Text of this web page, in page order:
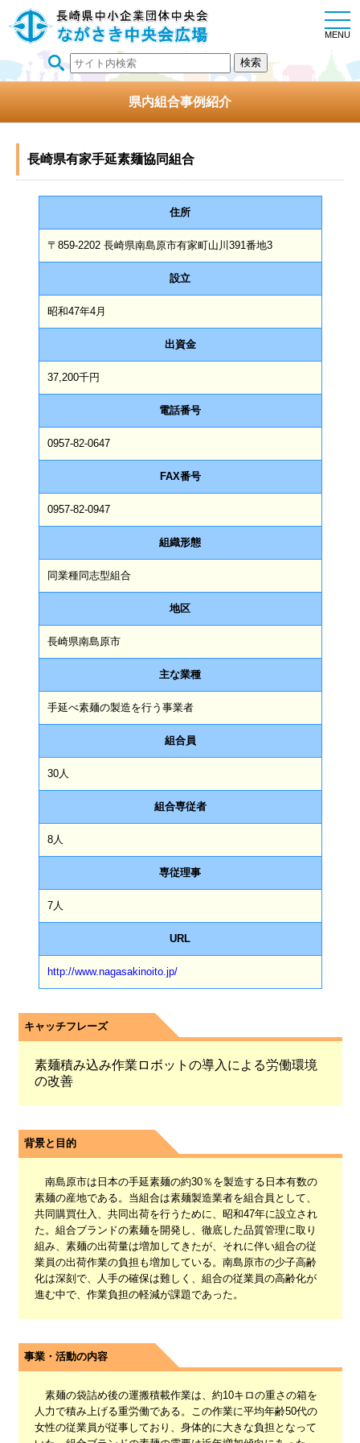
MENU
県内組合事例紹介
長崎県有家手延素麺協同組合
住所
〒859-2202 長崎県南島原市有家町山川391番地3
設立
昭和47年4月
出資金
37,200千円
電話番号
0957-82-0647
FAX番号
0957-82-0947
組織形態
同業種同志型組合
地区
長崎県南島原市
主な業種
手延べ素麺の製造を行う事業者
組合員
30人
組合専従者
8人
専従理事
7人
URL
http://www.nagasakinoito.jp/
キャッチフレーズ
素麺積み込み作業ロボットの導入による労働環境
の改善
背景と目的
南島原市は日本の手延素麺の約30％を製造する日本有数の
素麺の産地である。当組合は素麺製造業者を組合員として、
共同購買仕入、共同出荷を行うために、昭和47年に設立され
た。組合ブランドの素麺を開発し、徹底した品質管理に取り
組み、素麺の出荷量は増加してきたが、それに伴い組合の従
業員の出荷作業の負担も増加している。南島原市の少子高齢
化は深刻で、人手の確保は難しく、組合の従業員の高齢化が
進む中で、作業負担の軽減が課題であった。
事業・活動の内容
素麺の袋詰め後の運搬積載作業は、約10キロの重さの箱を
人力で積み上げる重労働である。この作業に平均年齢50代の
女性の従業員が従事しており、身体的に大きな負担となって